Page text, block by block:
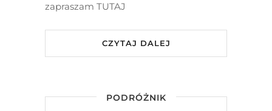
zapraszam TUTAJ
CZYTAJ DALEJ
PODRÓŻNIK